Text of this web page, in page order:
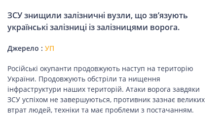
ЗСУ знищили залізничні вузли, що зв’язують
українські залізниці із залізницями ворога.
Джерело : УП
Російські окупанти продовжують наступ на територію
України. Продовжують обстріли та нищення
інфраструктури наших територій. Атаки ворога завдяки
ЗСУ успіхом не завершуються, противник зазнає великих
втрат людей, техніки та має проблеми з постачанням.